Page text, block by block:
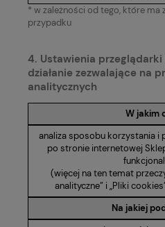
* w zależności od tego, które ma
przypadku
4. Ustawienia przeglądarki
działanie zezwalające na
analitycznych
W jakim
analiza sposobu korzystania i
po stronie internetowej
(więcej na ten temat
analityczne” i „Pliki
Na jakiej